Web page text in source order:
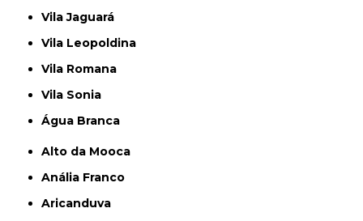
Vila Jaguará
Vila Leopoldina
Vila Romana
Vila Sonia
Água Branca
Alto da Mooca
Anália Franco
Aricanduva